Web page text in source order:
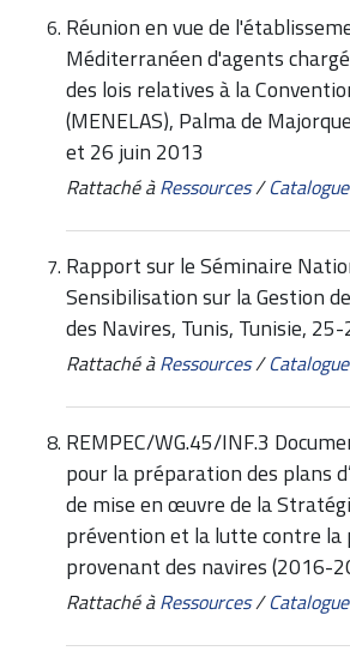
Réunion en vue de
Méditerranéen d'agents
des lois relatives à la
(MENELAS), Palma de
et 26 juin 2013
Rattaché à Ressources/
Rapport sur le Séminaire
Sensibilisation sur la Gestion
des Navires, Tunis, Tunisie,
Rattaché à Ressources/
REMPEC/WG.45/INF.3
pour la préparation des plans
de mise en œuvre de la
prévention et la lutte contre la
provenant des navires (2016-
Rattaché à Ressources/